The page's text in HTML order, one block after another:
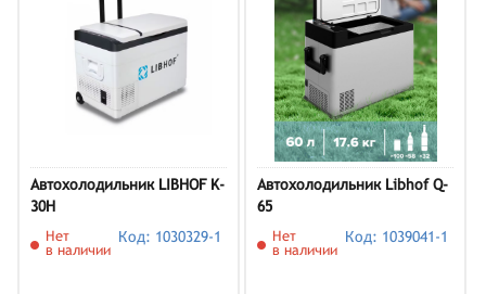
Автохолодильник LIBHOF K-
30H
Нет
в наличии
Код: 1030329-1
Автохолодильник Libhof Q-
65
Нет
в наличии
Код: 1039041-1